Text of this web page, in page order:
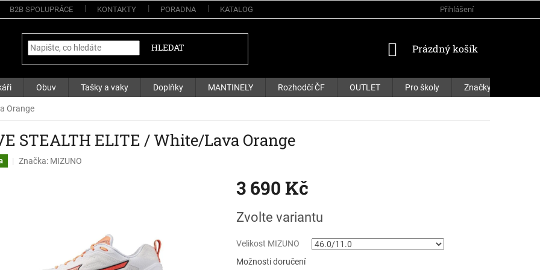
B2B SPOLUPRÁCE KONTAKTY PORADNA KATALOG Přihlášení
HLEDAT
NÁKUPNÍ
Prázdný košík
Obuv Tašky a vaky Doplňky MANTINELY Rozhodčí ČF OUTLET Pro školy Značky
Orange
STEALTH ELITE / White/Lava Orange
Značka: MIZUNO
3 690 Kč
cena:
Zvolte variantu
Velikost MIZUNO
Možnosti doručení